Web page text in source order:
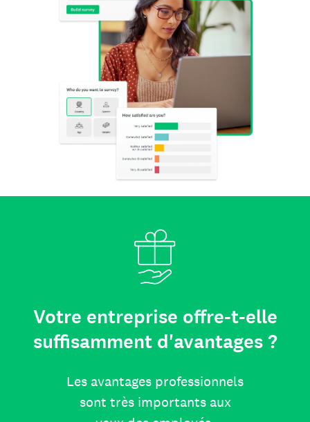
Votre entreprise offre-t-elle
suffisamment d'avantages ?
Les avantages professionnels
sont très importants aux